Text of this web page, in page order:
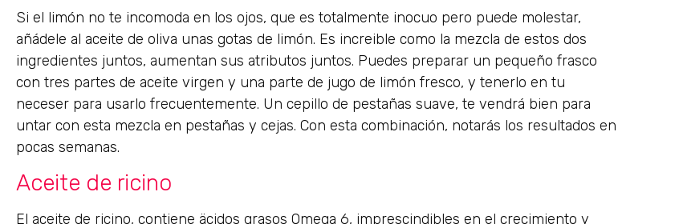
Si el limón no te incomoda en los ojos, que es totalmente inocuo pero puede molestar,
añádele al aceite de oliva unas gotas de limón. Es increible como la mezcla de estos dos
ingredientes juntos, aumentan sus atributos juntos. Puedes preparar un pequeño frasco
con tres partes de aceite virgen y una parte de jugo de limón fresco, y tenerlo en tu
neceser para usarlo frecuentemente. Un cepillo de pestañas suave, te vendrá bien para
untar con esta mezcla en pestañas y cejas. Con esta combinación, notarás los resultados en
pocas semanas.
Aceite de ricino
El aceite de ricino, contiene äcidos grasos Omega 6, imprescindibles en el crecimiento y